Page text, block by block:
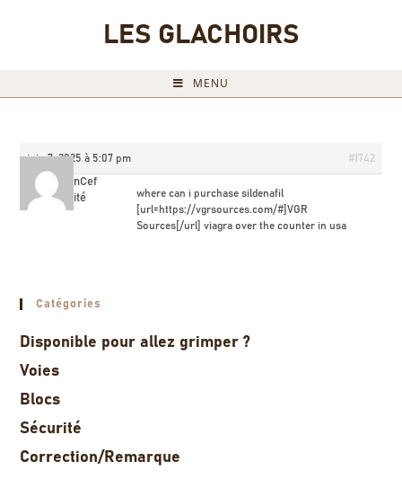
LES GLACHOIRS
MENU
juin 7, 2025 à 5:07 pm #1742
BrandonCef
Invité
where can i purchase sildenafil
[url=https://vgrsources.com/#]VGR
Sources[/url] viagra over the counter in usa
Catégories
Disponible pour allez grimper ?
Voies
Blocs
Sécurité
Correction/Remarque